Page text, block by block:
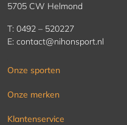
5705 CW Helmond
T: 0492 – 520227
E: contact@nihonsport.nl
Onze sporten
Onze merken
Klantenservice